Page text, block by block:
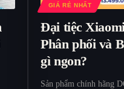
GIÁ RẺ NHẤT
Đại tiệc
Phân phối và
gì ngon?
Sản phẩm chính hãng